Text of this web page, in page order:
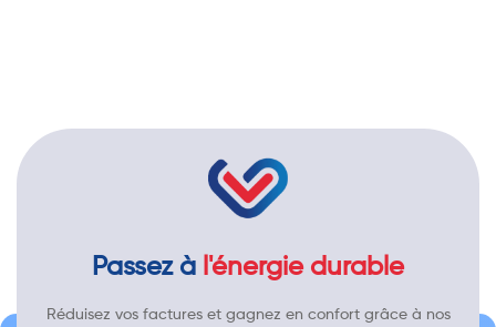
Passez à l'énergie durable
Réduisez vos factures et gagnez en confort grâce à nos